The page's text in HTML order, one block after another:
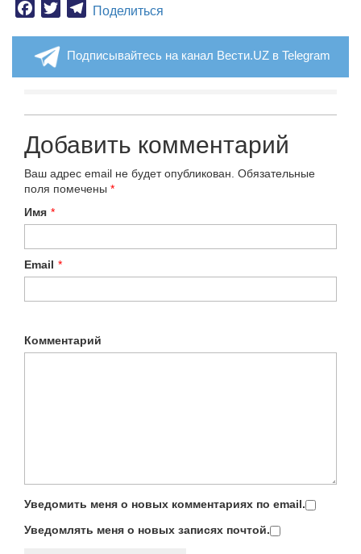
Facebook
TwitterTelegram
Поделиться
Подписывайтесь на канал Вести.UZ в Telegram
Добавить комментарий
Ваш адрес email не будет опубликован. Обязательные
поля помечены *
Имя *
Email *
Комментарий
Уведомить меня о новых комментариях по email.
Уведомлять меня о новых записях почтой.